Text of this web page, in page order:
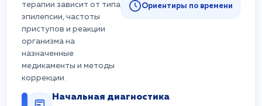
терапии зависит от типа
эпилепсии, частоты
приступов и реакции
организма на
назначенные
медикаменты и методы
коррекции.
Ориентиры по времени
Начальная диагностика